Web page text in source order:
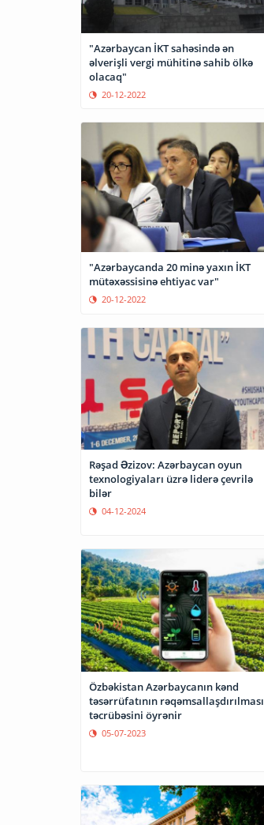
"Azərbaycan İKT sahəsində ən
əlverişli vergi mühitinə sahib ölkə
olacaq"
20-12-2022
"Azərbaycanda 20 minə yaxın İKT
mütəxəssisinə ehtiyac var"
20-12-2022
Rəşad Əzizov: Azərbaycan oyun
texnologiyaları üzrə liderə çevrilə
bilər
04-12-2024
Özbəkistan Azərbaycanın kənd
təsərrüfatının rəqəmsallaşdırılması
təcrübəsini öyrənir
05-07-2023